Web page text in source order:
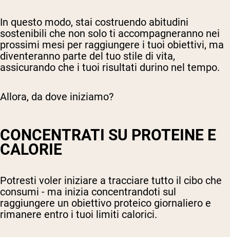
In questo modo, stai costruendo abitudini
sostenibili che non solo ti accompagneranno nei
prossimi mesi per raggiungere i tuoi obiettivi, ma
diventeranno parte del tuo stile di vita,
assicurando che i tuoi risultati durino nel tempo.
Allora, da dove iniziamo?
CONCENTRATI SU PROTEINE E
CALORIE
Potresti voler iniziare a tracciare tutto il cibo che
consumi - ma inizia concentrandoti sul
raggiungere un obiettivo proteico giornaliero e
rimanere entro i tuoi limiti calorici.